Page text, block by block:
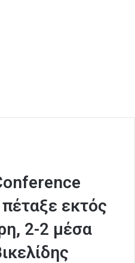
εκτός
2-2 μέσα